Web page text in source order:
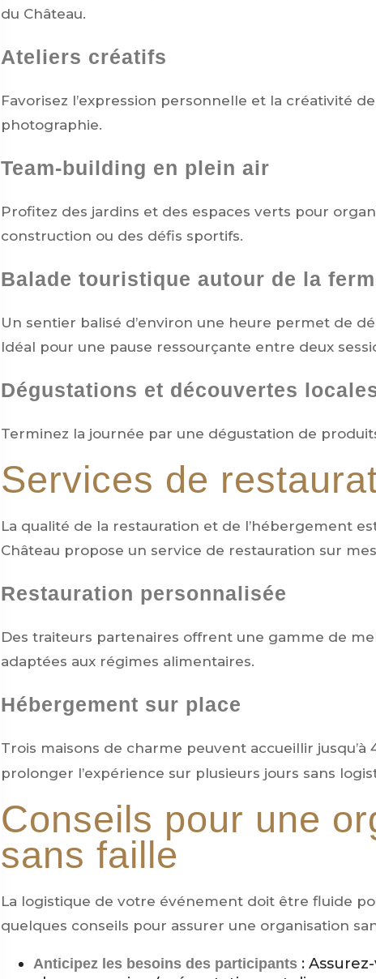
du Château.
Ateliers créatifs
Favorisez l’expression personnelle et la créativité
photographie.
Team-building en plein air
Profitez des jardins et des espaces verts pour
construction ou des défis sportifs.
Balade touristique autour de la
Un sentier balisé d’environ une heure permet de
Idéal pour une pause ressourçante entre deux
Dégustations et découvertes
Terminez la journée par une dégustation de
Services de
La qualité de la restauration et de l’hébergement
Château propose un service de restauration sur
Restauration personnalisée
Des traiteurs partenaires offrent une gamme de
adaptées aux régimes alimentaires.
Hébergement sur place
Trois maisons de charme peuvent accueillir jusqu’à
prolonger l’expérience sur plusieurs jours sans
Conseils pour une
sans faille
La logistique de votre événement doit être fluide
quelques conseils pour assurer une organisation
Anticipez les besoins des participants :